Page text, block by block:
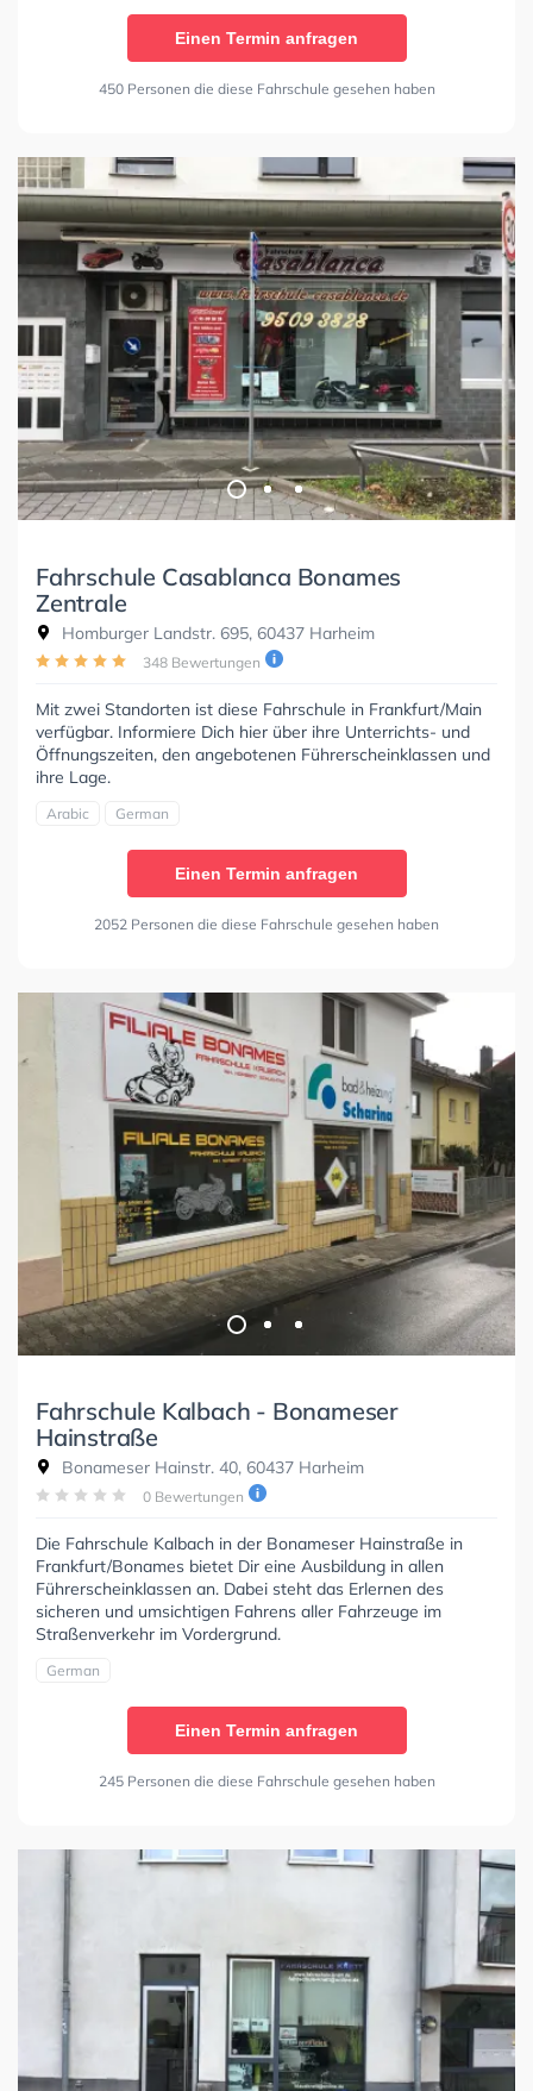
Einen Termin anfragen
450 Personen die diese Fahrschule gesehen haben
Fahrschule Casablanca Bonames
Zentrale
Homburger Landstr. 695, 60437 Harheim
348 Bewertungen
Mit zwei Standorten ist diese Fahrschule in Frankfurt/Main
verfügbar. Informiere Dich hier über ihre Unterrichts- und
Öffnungszeiten, den angebotenen Führerscheinklassen und
ihre Lage.
Arabic German
Einen Termin anfragen
2052 Personen die diese Fahrschule gesehen haben
Fahrschule Kalbach - Bonameser
Hainstraße
Bonameser Hainstr. 40, 60437 Harheim
0 Bewertungen
Die Fahrschule Kalbach in der Bonameser Hainstraße in
Frankfurt/Bonames bietet Dir eine Ausbildung in allen
Führerscheinklassen an. Dabei steht das Erlernen des
sicheren und umsichtigen Fahrens aller Fahrzeuge im
Straßenverkehr im Vordergrund.
German
Einen Termin anfragen
245 Personen die diese Fahrschule gesehen haben